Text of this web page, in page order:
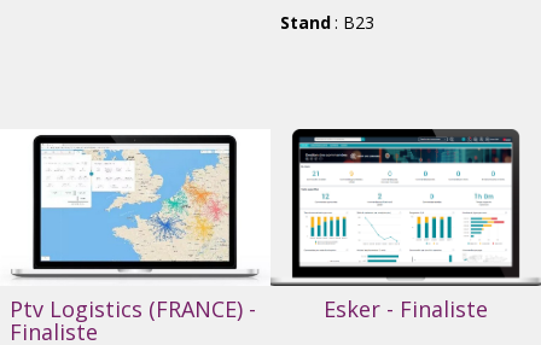
Stand: B23
Ptv Logistics (FRANCE) -
Finaliste
Esker - Finaliste